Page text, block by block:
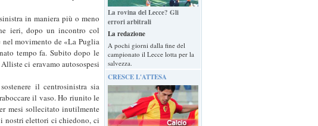
in maniera più o meno
ieri, dopo un incontro col
nel movimento de «La Puglia
tempo fa. Subito dopo le
ci eravamo autosospesi
il centrosinistra sia
il vaso. Ho riunito le
mesi sollecitato inutilmente
i nostri elettori ci chiedono, ci
La rovina del Lecce? Gli
errori arbitrali
La redazione
A pochi giorni dalla fine del
campionato il Lecce lotta per la
salvezza.
CRESCE L'ATTESA